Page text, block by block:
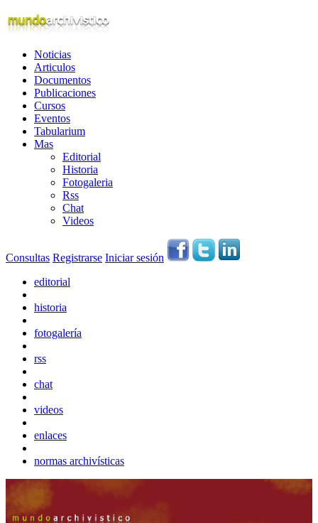
Noticias
Articulos
Documentos
Publicaciones
Cursos
Eventos
Tabularium
Mas
Editorial
Historia
Fotogaleria
Rss
Chat
Videos
Consultas Registrarse Iniciar sesión
editorial
historia
fotogalería
rss
chat
videos
enlaces
normas archivísticas